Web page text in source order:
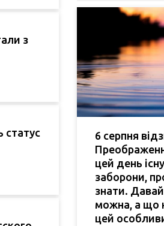
з
статус
6 серпня
цей день
заборони,
знати.
можна, а що
цей